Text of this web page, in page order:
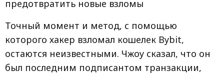
предотвратить новые взломы
Точный момент и метод, с помощью
которого хакер взломал кошелек Bybit,
остаются неизвестными. Чжоу сказал, что он
был последним подписантом транзакции,